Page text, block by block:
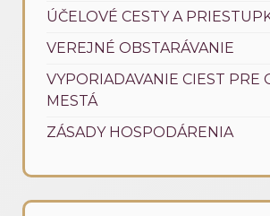
ÚČELOVÉ CESTY A
VEREJNÉ OBSTARÁVANIE
VYPORIADAVANIE CIEST PRE
MESTÁ
ZÁSADY HOSPODÁRENIA